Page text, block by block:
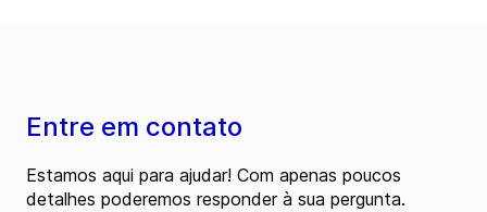
Entre em contato
Estamos aqui para ajudar! Com apenas poucos
detalhes poderemos responder à sua pergunta.